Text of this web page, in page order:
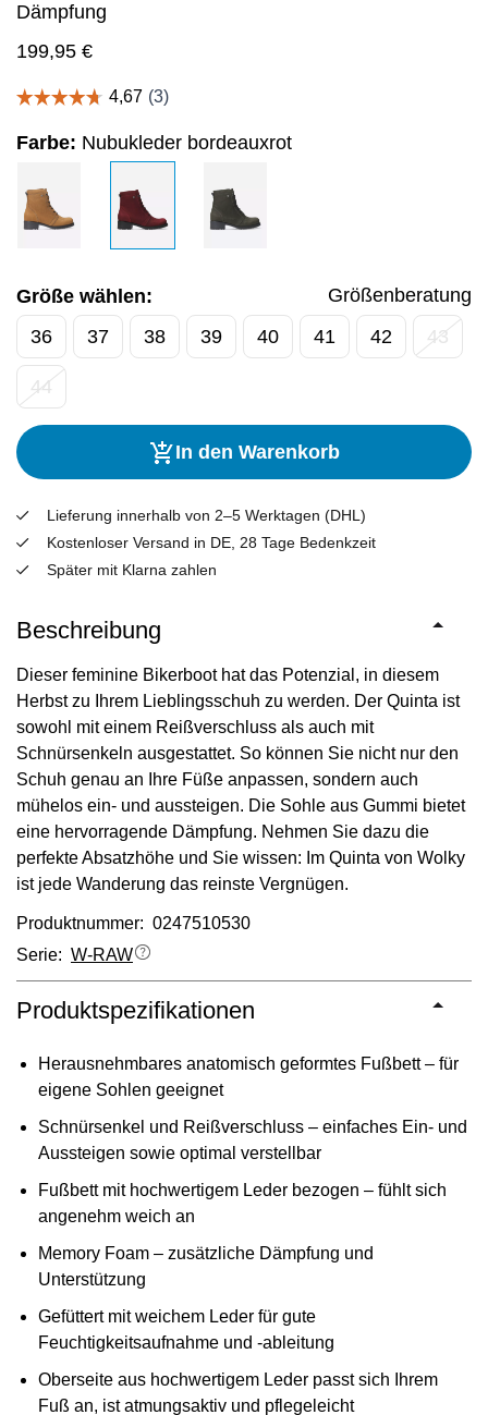
Dämpfung
199,95 €
Farbe: Nubukleder bordeauxrot
Größe wählen:
Größenberatung
36
37 38 39 40 41 42 43
44
In den Warenkorb
Lieferung innerhalb von 2–5 Werktagen (DHL)
Kostenloser Versand in DE, 28 Tage Bedenkzeit
Später mit Klarna zahlen
Beschreibung
Dieser feminine Bikerboot hat das Potenzial, in diesem
Herbst zu Ihrem Lieblingsschuh zu werden. Der Quinta ist
sowohl mit einem Reißverschluss als auch mit
Schnürsenkeln ausgestattet. So können Sie nicht nur den
Schuh genau an Ihre Füße anpassen, sondern auch
mühelos ein- und aussteigen. Die Sohle aus Gummi bietet
eine hervorragende Dämpfung. Nehmen Sie dazu die
perfekte Absatzhöhe und Sie wissen: Im Quinta von Wolky
ist jede Wanderung das reinste Vergnügen.
Produktnummer: 0247510530
Serie: W-RAW
Produktspezifikationen
Herausnehmbares anatomisch geformtes Fußbett – für
eigene Sohlen geeignet
Schnürsenkel und Reißverschluss – einfaches Ein- und
Aussteigen sowie optimal verstellbar
Fußbett mit hochwertigem Leder bezogen – fühlt sich
angenehm weich an
Memory Foam – zusätzliche Dämpfung und
Unterstützung
Gefüttert mit weichem Leder für gute
Feuchtigkeitsaufnahme und -ableitung
Oberseite aus hochwertigem Leder passt sich Ihrem
Fuß an, ist atmungsaktiv und pflegeleicht